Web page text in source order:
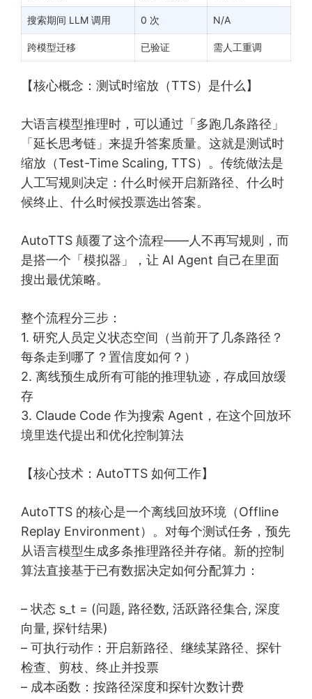
搜索期间 LLM 调用 0 次 N/A
跨模型迁移 已验证 需人工重调
【核心概念：测试时缩放（TTS）是什么】
大语言模型推理时，可以通过「多跑几条路径」
「延长思考链」来提升答案质量。这就是测试时
缩放（Test-Time Scaling, TTS）。传统做法是
人工写规则决定：什么时候开启新路径、什么时
候终止、什么时候投票选出答案。
AutoTTS 颠覆了这个流程——人不再写规则，而
是搭一个「模拟器」，让 AI Agent 自己在里面
搜出最优策略。
整个流程分三步：
1. 研究人员定义状态空间（当前开了几条路径？
每条走到哪了？置信度如何？）
2. 离线预生成所有可能的推理轨迹，存成回放缓
存
3. Claude Code 作为搜索 Agent，在这个回放环
境里迭代提出和优化控制算法
【核心技术：AutoTTS 如何工作】
AutoTTS 的核心是一个离线回放环境（Offline
Replay Environment）。对每个测试任务，预先
从语言模型生成多条推理路径并存储。新的控制
算法直接基于已有数据决定如何分配算力：
– 状态 s_t = (问题, 路径数, 活跃路径集合, 深度
向量, 探针结果)
– 可执行动作：开启新路径、继续某路径、探针
检查、剪枝、终止并投票
– 成本函数：按路径深度和探针次数计费